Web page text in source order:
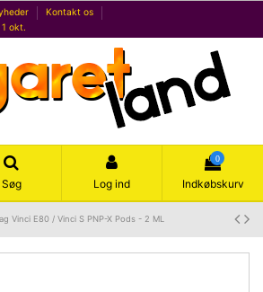
Kontakt os
okt.
Søg Log ind
0
Indkøbskurv
Vinci E80 / Vinci S PNP-X Pods - 2 ML